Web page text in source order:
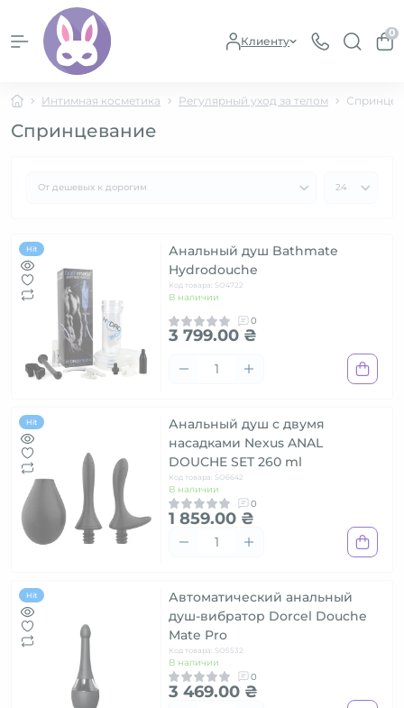
Клиенту
0
Интимная косметика Регулярный уход за телом
Спринцевание
Hit
Анальный душ Bathmate
Hydrodouche
Код товара: SO4722
В наличии
0
3 799.00 ₴
Hit
Анальный душ с двумя
насадками Nexus ANAL
DOUCHE SET 260 ml
Код товара: SO6642
В наличии
0
1 859.00 ₴
Hit
Автоматический анальный
душ-вибратор Dorcel Douche
Mate Pro
Код товара: SO5532
В наличии
0
3 469.00 ₴